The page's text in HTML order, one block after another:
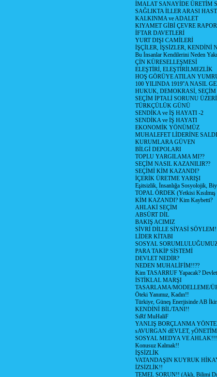
İMALAT SANAYİDE ÜRETİM
SAĞLIKTA İLLER ARASI
KALKINMA ve ADALET
KIYAMET GİBİ ÇEVRE
İFTAR DAVETLERİ
YURT DIŞI CAMİLERİ
İŞÇİLER, İŞSİZLER, KENDİNİ
Bu İnsanlar Kendilerini Neden
ÇİN KÜRESELLEŞMESİ
ELEŞTİRİ, ELEŞTİRİLMEZLİK
HOŞ GÖRÜYE ATILAN
100 YILINDA 1919''A NASIL
HUKUK, DEMOKRASİ, SEÇİM
SEÇİM İPTALİ SORUNU
TÜRKÇÜLÜK GÜNÜ
SENDİKA ve İŞ HAYATI -2
SENDİKA ve İŞ HAYATI
EKONOMİK YÖNÜMÜZ
MUHALEFET LİDERİNE
KURUMLARA GÜVEN
BİLGİ DEPOLARI
TOPLU YARGILAMA MI??
SEÇİM NASIL KAZANILIR??
SEÇİMİ KİM KAZANDI?
İÇERİK ÜRETME YARIŞI
Eşitsizlik, İnsanlığa Sosyolojik,
TOPAL ÖRDEK (Yetkisi
KİM KAZANDI? Kim Kaybetti?
AHLAKİ SEÇİM
ABSÜRT DİL
BAKIŞ ACIMIZ
SİVRİ DİLLE SİYASİ
LİDER KİTABI
SOSYAL
PARA TAKİP SİSTEMİ
DEVLET NEDİR?
NEDEN MUHALİFİM!!??
Kim TASARRUF Yapacak? Devlet
İSTİKLAL MARŞI
TASARLAMA/MODELLEME/
Öteki Yanımız, Kadın!!
Türkiye, Güneş Enerjisinde AB
KENDİNİ BİL/TANI!!
SıRf MuHaliF
YANLIŞ BORÇLANMA
sAVURGAN dEVLET,
SOSYAL MEDYA VE AHLAK!!!
Konusuz Kalmak!!
İŞSİZLİK
VATANDAŞIN KUYRUK
İZSİZLİK!!
TEMEL SORUN!! (Aklı, Bilimi